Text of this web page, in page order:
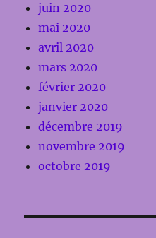
juin 2020
mai 2020
avril 2020
mars 2020
février 2020
janvier 2020
décembre 2019
novembre 2019
octobre 2019